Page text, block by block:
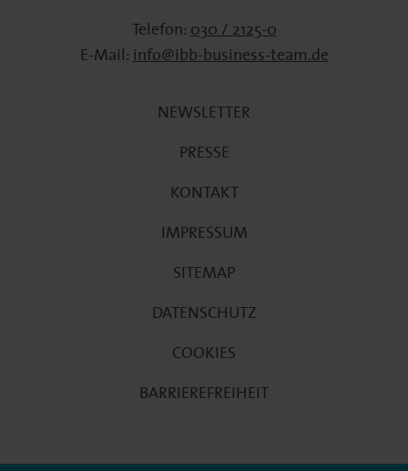
Telefon: 030 / 2125-0
E-Mail: info@ibb-business-team.de
NEWSLETTER
PRESSE
KONTAKT
IMPRESSUM
SITEMAP
DATENSCHUTZ
COOKIES
BARRIEREFREIHEIT